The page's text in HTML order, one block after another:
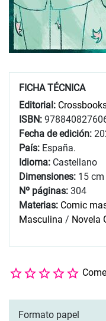
FICHA TÉCNICA
Editorial:
ISBN:
Fecha de edición:
País: España.
Idioma: Castellano
Dimensiones: 15
Nº páginas: 304
Materias: Comic
Masculina / Novela
Formato papel